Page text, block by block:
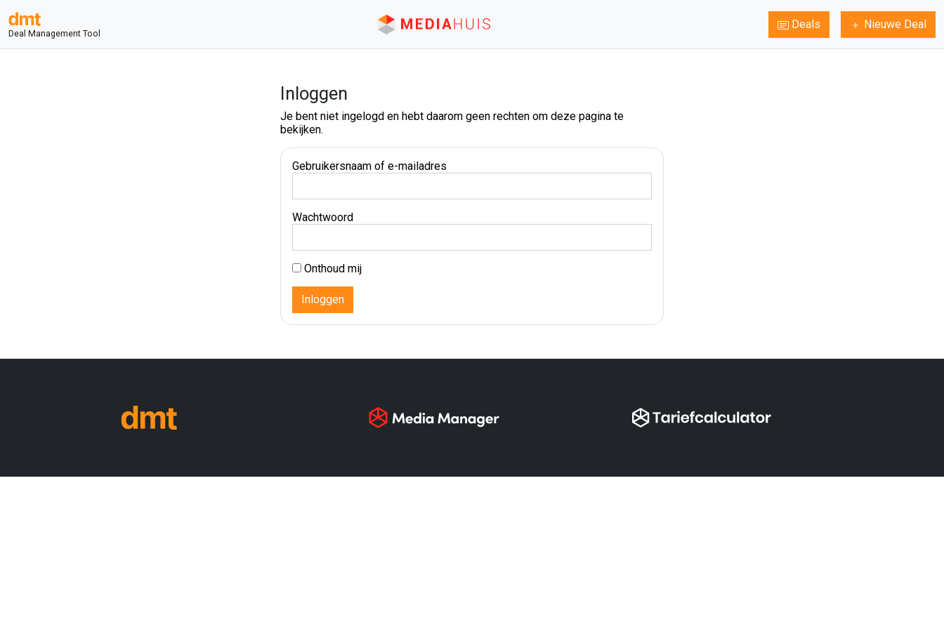
Deal Management Tool
Deals Nieuwe Deal
Inloggen
Je bent niet ingelogd en hebt daarom geen rechten om deze pagina te
bekijken.
Gebruikersnaam of e-mailadres
Wachtwoord
Onthoud mij